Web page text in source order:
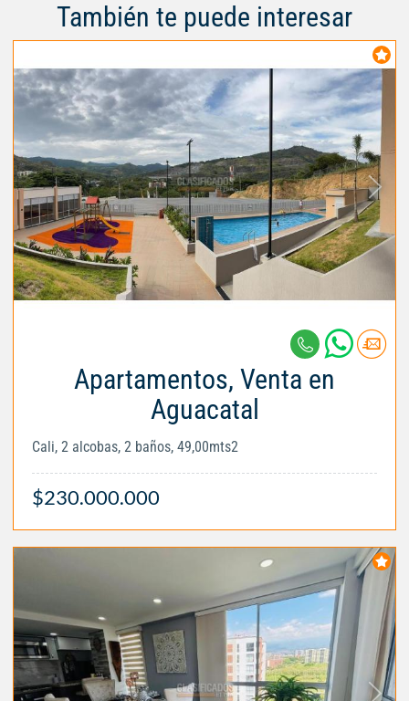
También te puede interesar
Apartamentos, Venta en
Aguacatal
Cali, 2 alcobas, 2 baños, 49,00mts2
$230.000.000